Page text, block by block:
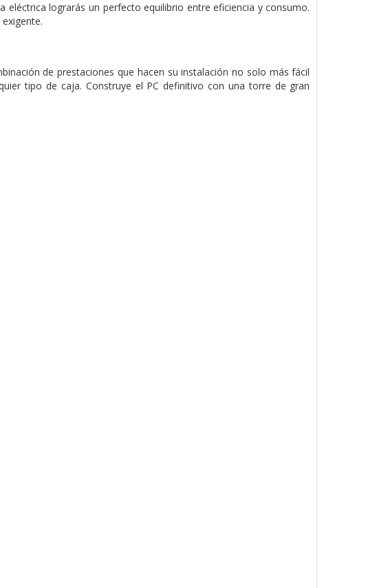
eléctrica lograrás un perfecto equilibrio entre eficiencia y consumo.
de prestaciones que hacen su instalación no solo más fácil
tipo de caja. Construye el PC definitivo con una torre de gran